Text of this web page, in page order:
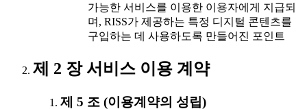
가능한 서비스를 이용한 이용자에게 지급되
며, RISS가 제공하는 특정 디지털 콘텐츠를
구입하는 데 사용하도록 만들어진 포인트
제 2 장 서비스 이용 계약
제 5 조 (이용계약의 성립)